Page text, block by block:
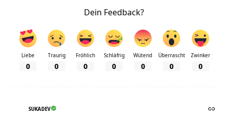
Dein Feedback?
Liebe
0
Traurig
0
Fröhlich
0
Schläfrig
0
Wütend
0
Überrascht
0
Zwinker
0
SUKADEV